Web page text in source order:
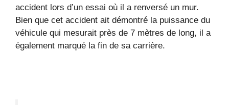
accident lors d’un essai où il a renversé un mur.
Bien que cet accident ait démontré la puissance du
véhicule qui mesurait près de 7 mètres de long, il a
également marqué la fin de sa carrière.